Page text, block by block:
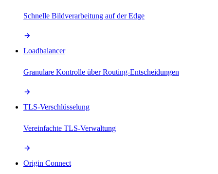
Schnelle Bildverarbeitung auf der Edge
Loadbalancer
Granulare Kontrolle über Routing-Entscheidungen
TLS-Verschlüsselung
Vereinfachte TLS-Verwaltung
Origin Connect